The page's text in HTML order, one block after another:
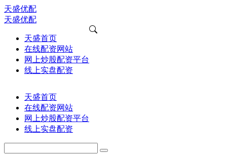
天盛优配
天盛优配
天盛首页
在线配资网站
网上炒股配资平台
线上实盘配资
天盛首页
在线配资网站
网上炒股配资平台
线上实盘配资